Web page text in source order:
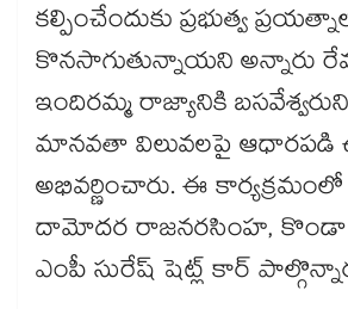
కల్పించేందుకు ప్రభుత్వ
కొనసాగుతున్నాయని అన్నారు
ఇందిరమ్మ రాజ్యానికి
మానవతా విలువలపై ఆధారపడి
అభివర్ణించారు. ఈ కార్యక్రమంలో
దామోదర రాజనరసింహ, కొండా
ఎంపీ సురేష్ షెట్ల్ కార్